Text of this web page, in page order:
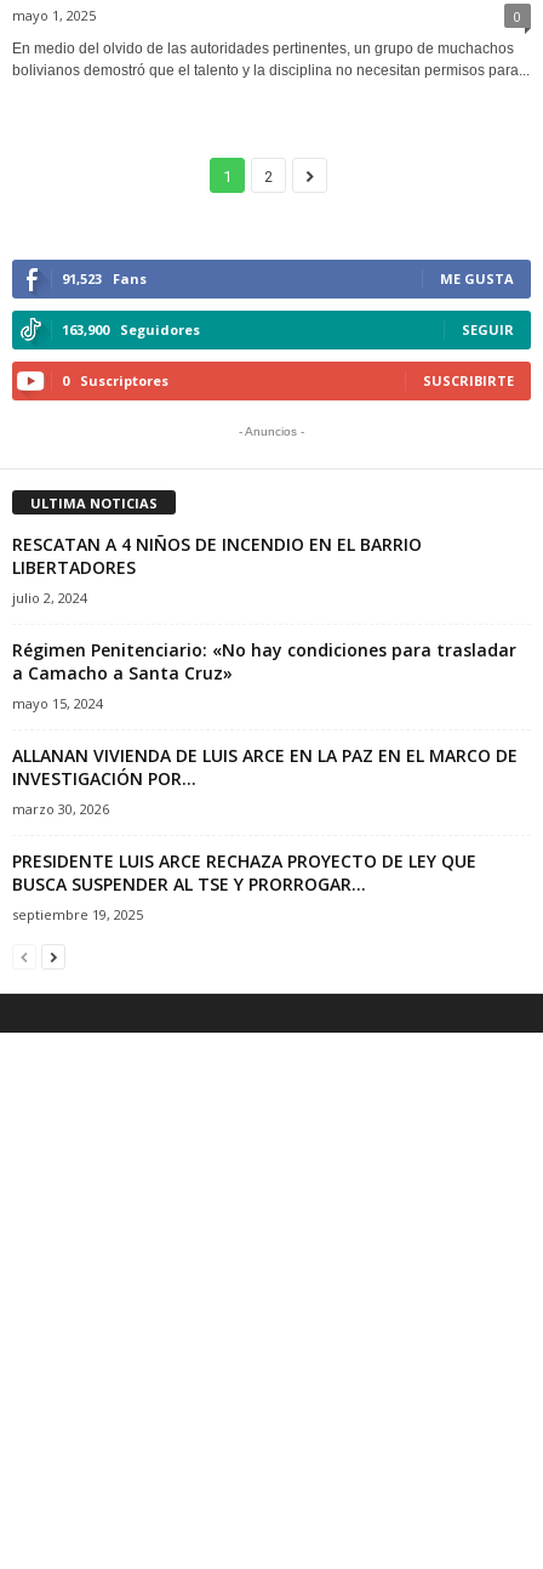
mayo 1, 2025 0
En medio del olvido de las autoridades pertinentes, un grupo de muchachos
bolivianos demostró que el talento y la disciplina no necesitan permisos para...
1 2
91,523 Fans ME GUSTA
163,900 Seguidores SEGUIR
0 Suscriptores SUSCRIBIRTE
- Anuncios -
ULTIMA NOTICIAS
RESCATAN A 4 NIÑOS DE INCENDIO EN EL BARRIO
LIBERTADORES
julio 2, 2024
Régimen Penitenciario: «No hay condiciones para trasladar
a Camacho a Santa Cruz»
mayo 15, 2024
ALLANAN VIVIENDA DE LUIS ARCE EN LA PAZ EN EL MARCO DE
INVESTIGACIÓN POR...
marzo 30, 2026
PRESIDENTE LUIS ARCE RECHAZA PROYECTO DE LEY QUE
BUSCA SUSPENDER AL TSE Y PRORROGAR...
septiembre 19, 2025